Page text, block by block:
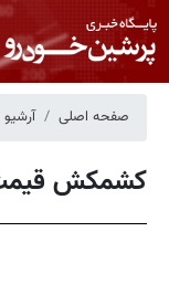
صفحه اصلی آرشیو
کشمکش قیمت